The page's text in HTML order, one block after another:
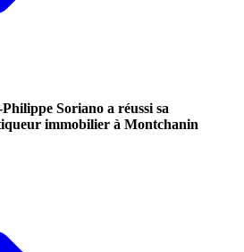
Soriano a réussi sa
immobilier à Montchanin